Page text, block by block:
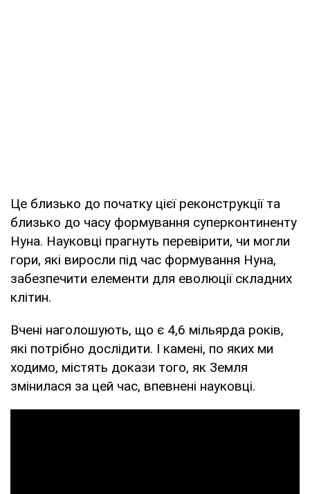
Це близько до початку цієї реконструкції та
близько до часу формування суперконтиненту
Нуна. Науковці прагнуть перевірити, чи могли
гори, які виросли під час формування Нуна,
забезпечити елементи для еволюції складних
клітин.
Вчені наголошують, що є 4,6 мільярда років,
які потрібно дослідити. І камені, по яких ми
ходимо, містять докази того, як Земля
змінилася за цей час, впевнені науковці.